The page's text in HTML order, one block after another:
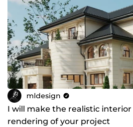
mldesign
I will make the realistic
rendering of your project